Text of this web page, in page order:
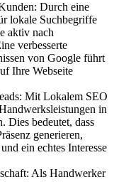
Durch eine
lokale Suchbegriffe
aktiv nach
verbesserte
von Google führt
Ihre Webseite
Mit Lokalem SEO
in
Dies bedeutet, dass
generieren,
ein echtes Interesse
Als Handwerker